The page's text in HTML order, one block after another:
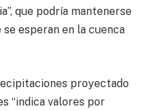
que podría mantenerse
esperan en la cuenca
proyectado
“indica valores por